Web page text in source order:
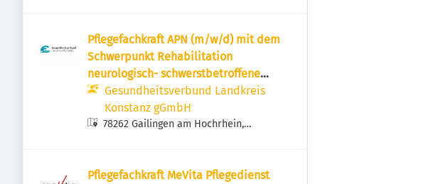
Pflegefachkraft APN (m/w/d) mit dem
Schwerpunkt Rehabilitation
neurologisch- schwerstbetroffene
Kinder, Jugendliche und junge
Erwachsene
Gesundheitsverbund Landkreis
Konstanz gGmbH
78262 Gailingen am Hochrhein,
Pflegefachkraft MeVita Pflegedienst